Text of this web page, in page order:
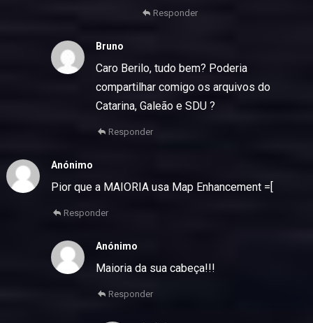
Responder
Bruno
Caro Berilo, tudo bem? Poderia
compartilhar comigo os arquivos do
Catarina, Galeão e SDU ?
Responder
Anónimo
Pior que a MAIORIA usa Map Enhancement =[
Responder
Anónimo
Maioria da sua cabeça!!!
Responder